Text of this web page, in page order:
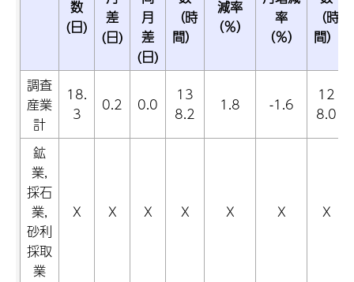
数
(日)
差
(日)
月
差
(日)
（時
間）
減率
（％）
率
（％）
（時
間）
調査
産業
計
18.
3
0.2 0.0
13
8.2
1.8 -1.6
12
8.0
鉱
業,
採石
業,
砂利
採取
業
X X X X X X X